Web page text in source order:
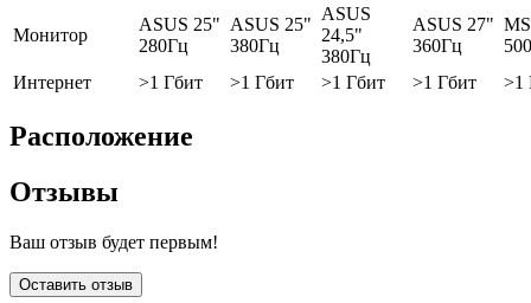
Монитор
ASUS 25"
280Гц
ASUS 25"
380Гц
ASUS
24,5"
380Гц
ASUS 27"
360Гц
Интернет
>1 Гбит >1 Гбит >1 Гбит >1 Гбит >1
Расположение
Отзывы
Ваш отзыв будет первым!
Оставить отзыв